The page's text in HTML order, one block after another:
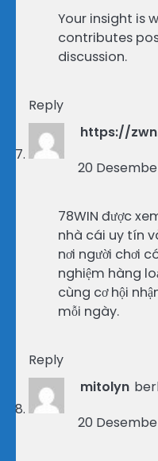
Your insight is
contributes
discussion.
Reply
https://
20
78WIN được
nhà cái uy tín
nơi người chơi
nghiệm hàng
cùng cơ hội
mỗi ngày.
Reply
mitolyn
20